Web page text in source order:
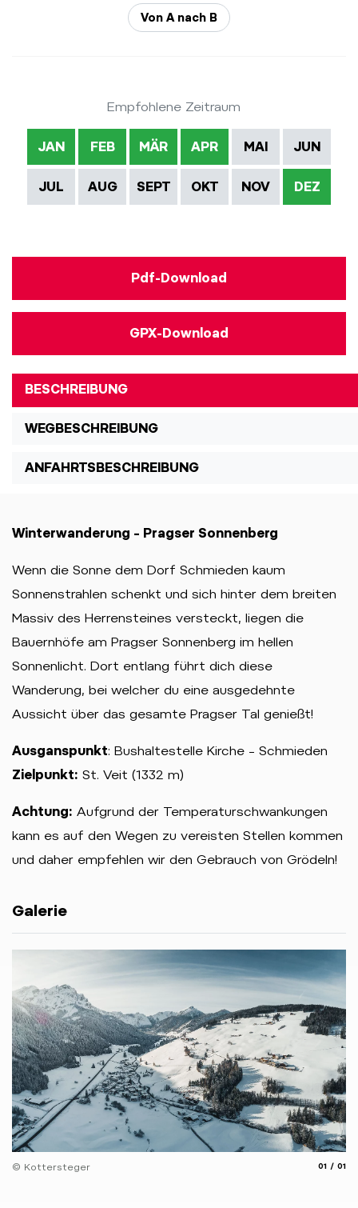
Von A nach B
Empfohlene Zeitraum
JAN FEB MÄR APR MAI JUN
JUL AUG SEPT OKT NOV DEZ
Pdf-Download
GPX-Download
BESCHREIBUNG
WEGBESCHREIBUNG
ANFAHRTSBESCHREIBUNG
Winterwanderung – Pragser Sonnenberg
Wenn die Sonne dem Dorf Schmieden kaum
Sonnenstrahlen schenkt und sich hinter dem breiten
Massiv des Herrensteines versteckt, liegen die
Bauernhöfe am Pragser Sonnenberg im hellen
Sonnenlicht. Dort entlang führt dich diese
Wanderung, bei welcher du eine ausgedehnte
Aussicht über das gesamte Pragser Tal genießt!
Ausganspunkt: Bushaltestelle Kirche – Schmieden
Zielpunkt: St. Veit (1332 m)
Achtung: Aufgrund der Temperaturschwankungen
kann es auf den Wegen zu vereisten Stellen kommen
und daher empfehlen wir den Gebrauch von Grödeln!
Galerie
© Kottersteger 01 01